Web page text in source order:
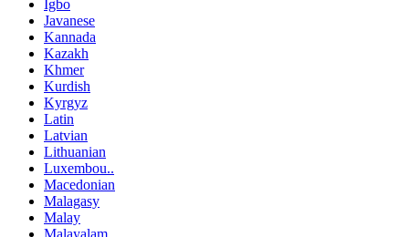
Igbo
Javanese
Kannada
Kazakh
Khmer
Kurdish
Kyrgyz
Latin
Latvian
Lithuanian
Luxembou..
Macedonian
Malagasy
Malay